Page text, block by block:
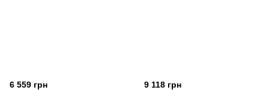
6 559 грн 9 118 грн